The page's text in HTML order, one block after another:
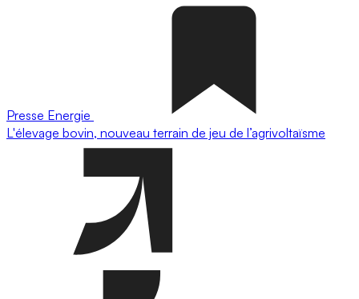
Presse Energie
L'élevage bovin, nouveau terrain de jeu de l’agrivoltaïsme